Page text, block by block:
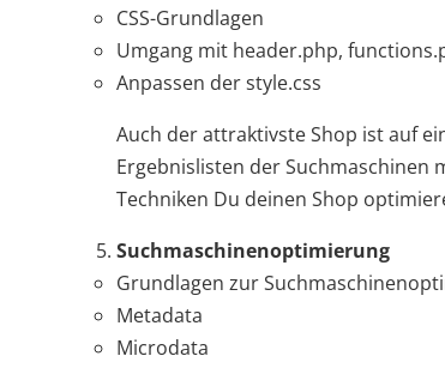
CSS-Grundlagen
Umgang mit header.php,
Anpassen der style.css
Auch der attraktivste Shop ist auf
Ergebnislisten der Suchmaschinen
Techniken Du deinen Shop
Suchmaschinenoptimierung
Grundlagen zur
Metadata
Microdata